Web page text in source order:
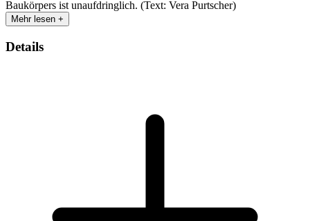
Baukörpers ist unaufdringlich. (Text: Vera Purtscher)
Mehr lesen +
Details